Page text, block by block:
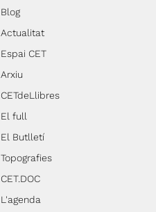
Blog
Actualitat
Espai CET
Arxiu
CETdeLlibres
El full
El Butlletí
Topografies
CET.DOC
L'agenda